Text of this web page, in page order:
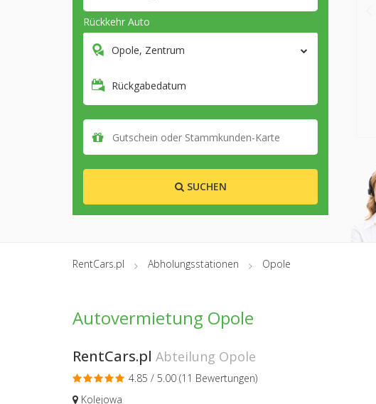
Rückkehr Auto
Opole, Zentrum
Rückgabedatum
SUCHEN
RentCars.pl Abholungsstationen Opole
Autovermietung Opole
RentCars.pl Abteilung Opole
4.85 / 5.00 (11 Bewertungen)
Kolejowa